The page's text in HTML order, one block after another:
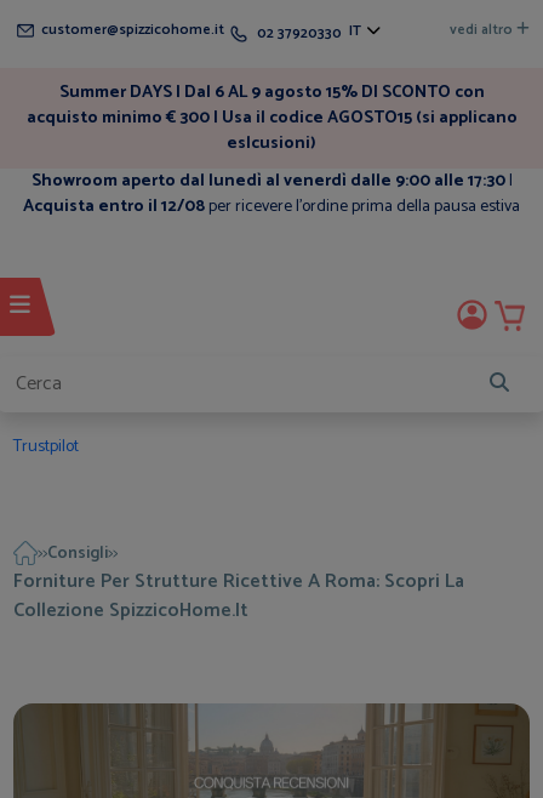
customer@spizzicohome.it 02 37920330 IT vedi altro
Summer DAYS | Dal 6 AL 9 agosto 15% DI SCONTO con
acquisto minimo € 300 | Usa il codice AGOSTO15 (si applicano
eslcusioni)
Showroom aperto dal lunedì al venerdì dalle 9:00 alle 17:30|
Acquista entro il 12/08per ricevere l'ordine prima della pausa estiva
Trustpilot
>>Consigli>>
Forniture Per Strutture Ricettive A Roma: Scopri La
Collezione SpizzicoHome.it